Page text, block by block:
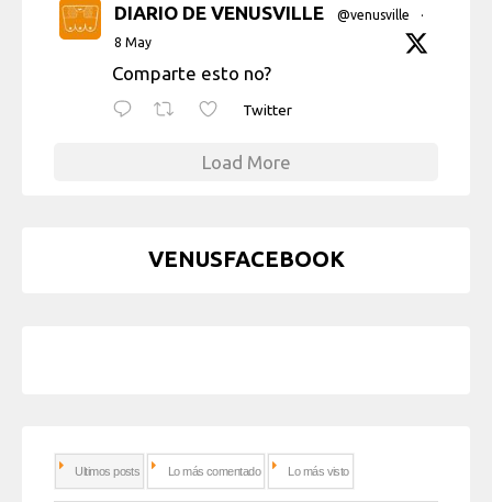
DIARIO DE VENUSVILLE @venusville
·
8 May
Comparte esto no?
Twitter
Load More
VENUSFACEBOOK
Ultimos posts Lo más comentado Lo más visto